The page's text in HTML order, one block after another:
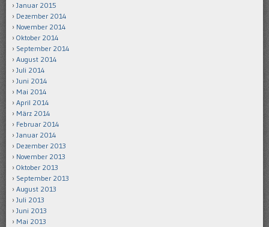
Januar 2015
Dezember 2014
November 2014
Oktober 2014
September 2014
August 2014
Juli 2014
Juni 2014
Mai 2014
April 2014
März 2014
Februar 2014
Januar 2014
Dezember 2013
November 2013
Oktober 2013
September 2013
August 2013
Juli 2013
Juni 2013
Mai 2013